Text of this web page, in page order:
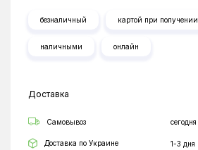
безналичный картой при получении
наличными онлайн
Доставка
Самовывоз сегодня
Доставка по Украине 1-3 дня